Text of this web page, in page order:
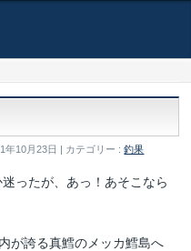
年10月23日 カテゴリー :釣果
ったが、あっ！あそこなら
が誇る真鱈のメッカ鱈島へ